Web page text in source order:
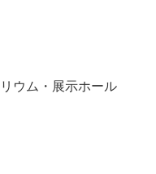
ム・展示ホール